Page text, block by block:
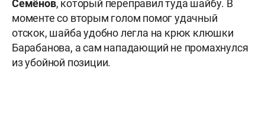
Семёнов, который переправил туда шайбу. В
моменте со вторым голом помог удачный
отскок, шайба удобно легла на крюк клюшки
Барабанова, а сам нападающий не промахнулся
из убойной позиции.